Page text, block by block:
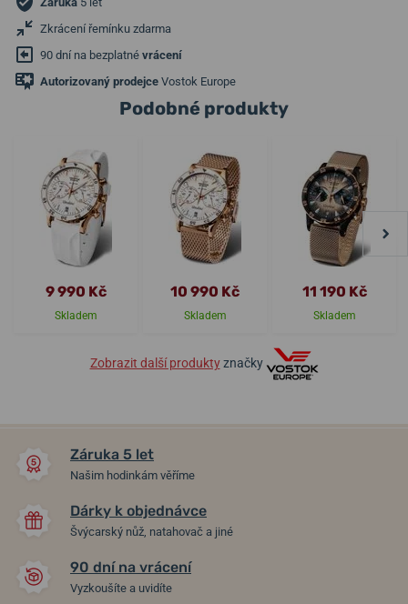
Zkrácení řemínku zdarma
90 dní na bezplatné vrácení
Autorizovaný prodejce Vostok Europe
Podobné produkty
9 990 Kč
Skladem
10 990 Kč
Skladem
11 190 Kč
Skladem
Zobrazit další produktyznačky
Záruka 5 let
Našim hodinkám věříme
Dárky k objednávce
Švýcarský nůž, natahovač a jiné
90 dní na vrácení
Vyzkoušíte a uvidíte